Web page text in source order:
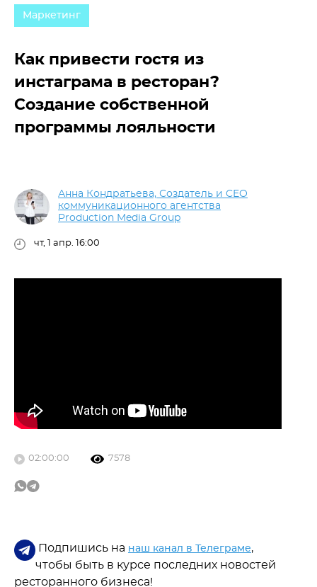
Маркетинг
Как привести гостя из
инстаграма в ресторан?
Создание собственной
программы лояльности
Анна Кондратьева, Создатель и CEO
коммуникационного агентства
Production Media Group
чт, 1 апр. 16:00
02:00:00 7578
Подпишись на наш канал в Телеграме,
чтобы быть в курсе последних новостей
ресторанного бизнеса!